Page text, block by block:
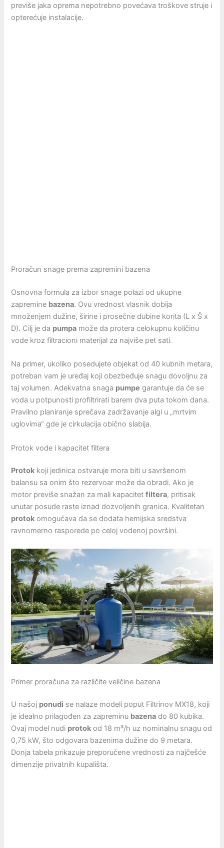
previše jaka oprema nepotrebno povećava troškove struje i
opterećuje instalacije.
Proračun snage prema zapremini bazena
Osnovna formula za izbor snage polazi od ukupne
zapremine bazena. Ovu vrednost vlasnik dobija
množenjem dužine, širine i prosečne dubine korita (L x Š x
D). Cilj je da pumpa može da protera celokupnu količinu
vode kroz filtracioni materijal za najviše pet sati.
Na primer, ukoliko posedujete objekat od 40 kubnih metara,
potreban vam je uređaj koji obezbeđuje snagu dovoljnu za
taj volumen. Adekvatna snaga pumpe garantuje da će se
voda u potpunosti profiltrirati barem dva puta tokom dana.
Pravilno planiranje sprečava zadržavanje algi u „mrtvim
uglovima“ gde je cirkulacija obično slabija.
Protok vode i kapacitet filtera
Protok koji jedinica ostvaruje mora biti u savršenom
balansu sa onim što rezervoar može da obradi. Ako je
motor previše snažan za mali kapacitetfiltera, pritisak
unutar posude raste iznad dozvoljenih granica. Kvalitetan
protok omogućava da se dodata hemijska sredstva
ravnomerno rasporede po celoj vodenoj površini.
Primer proračuna za različite veličine bazena
U našoj ponudi se nalaze modeli poput Filtrinov MX18, koji
je idealno prilagođen za zapreminu bazena do 80 kubika.
Ovaj model nudi protok od 18 m³/h uz nominalnu snagu od
0,75 kW, što odgovara bazenima dužine do 9 metara.
Donja tabela prikazuje preporučene vrednosti za najčešće
dimenzije privatnih kupališta.